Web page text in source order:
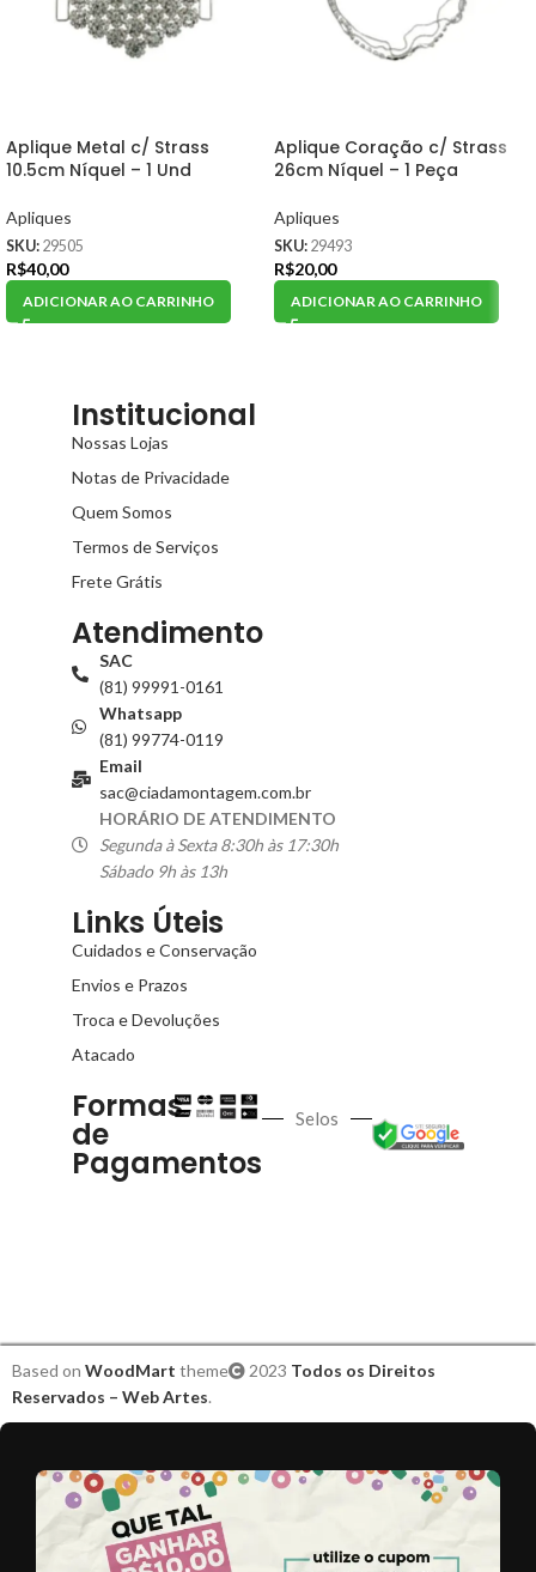
Aplique Metal c/ Strass
10.5cm Níquel – 1 Und
Apliques
SKU: 29505
R$40,00
ADICIONAR AO CARRINHO
Aplique Coração c/ Strass
26cm Níquel – 1 Peça
Apliques
SKU: 29493
R$20,00
ADICIONAR AO CARRINHO
Institucional
Nossas Lojas
Notas de Privacidade
Quem Somos
Termos de Serviços
Frete Grátis
Atendimento
SAC
(81) 99991-0161
Whatsapp
(81) 99774-0119
Email
sac@ciadamontagem.com.br
HORÁRIO DE ATENDIMENTO
Segunda à Sexta 8:30h às 17:30h
Sábado 9h às 13h
Links Úteis
Cuidados e Conservação
Envios e Prazos
Troca e Devoluções
Atacado
Formas
de
Pagamentos
Selos
Based on WoodMart theme 2023 Todos os Direitos
Reservados – Web Artes.